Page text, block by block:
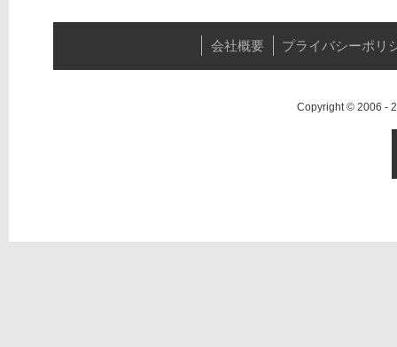
会社概要 プライバシーポリ
Copyright © 2006 -